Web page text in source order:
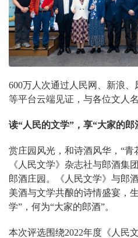
600万人次通过人民网、新浪
等平台云端见证，与各位文人
读“人民的文学”，享“大家的郎
赏庄园风光，和诗酒风华，“青
《人民文学》杂志社与郎酒集
郎酒庄园。《人民文学》与郎
美酒与文学共酿的诗情盛宴，
学”，何为“大家的郎酒”。
本次评选围绕2022年度《人民